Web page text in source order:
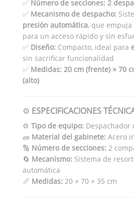
✅ Número de secciones: 2
✅ Mecanismo de despacho:
presión automática, que
para un acceso rápido y sin
✅ Diseño: Compacto, ideal para
sin sacrificar funcionalidad
✅ Medidas: 20 cm (frente) × 70
(alto)
⚙️ ESPECIFICACIONES
⚙️ Tipo de equipo: Despachador
🧱 Material del gabinete: Acero
🔢 Número de secciones: 2
🔄 Mecanismo: Sistema de
automática
📏 Medidas: 20 × 70 × 35 cm